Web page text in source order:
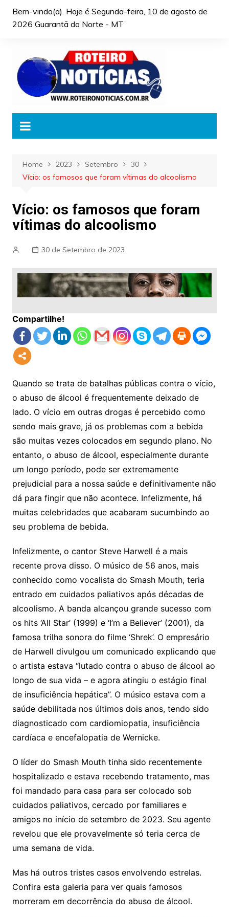
Bem-vindo(a). Hoje é Segunda-feira, 10 de agosto de
2026 Guarantã do Norte - MT
Home 2023 Setembro
30
Vício: os famosos que foram vítimas do alcoolismo
Vício: os famosos que foram
vítimas do alcoolismo
30 de Setembro de 2023
Compartilhe!
Quando se trata de batalhas públicas contra o vício,
o abuso de álcool é frequentemente deixado de
lado. O vício em outras drogas é percebido como
sendo mais grave, já os problemas com a bebida
são muitas vezes colocados em segundo plano. No
entanto, o abuso de álcool, especialmente durante
um longo período, pode ser extremamente
prejudicial para a nossa saúde e definitivamente não
dá para fingir que não acontece. Infelizmente, há
muitas celebridades que acabaram sucumbindo ao
seu problema de bebida.
Infelizmente, o cantor Steve Harwell é a mais
recente prova disso. O músico de 56 anos, mais
conhecido como vocalista do Smash Mouth, teria
entrado em cuidados paliativos após décadas de
alcoolismo. A banda alcançou grande sucesso com
os hits ‘All Star’ (1999) e ‘I’m a Believer’ (2001), da
famosa trilha sonora do filme ‘Shrek’. O empresário
de Harwell divulgou um comunicado explicando que
o artista estava “lutado contra o abuso de álcool ao
longo de sua vida – e agora atingiu o estágio final
de insuficiência hepática”. O músico estava com a
saúde debilitada nos últimos dois anos, tendo sido
diagnosticado com cardiomiopatia, insuficiência
cardíaca e encefalopatia de Wernicke.
O líder do Smash Mouth tinha sido recentemente
hospitalizado e estava recebendo tratamento, mas
foi mandado para casa para ser colocado sob
cuidados paliativos, cercado por familiares e
amigos no início de setembro de 2023. Seu agente
revelou que ele provavelmente só teria cerca de
uma semana de vida.
Mas há outros tristes casos envolvendo estrelas.
Confira esta galeria para ver quais famosos
morreram em decorrência do abuso de álcool.